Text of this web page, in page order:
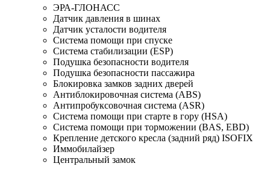
ЭРА-ГЛОНАСС
Датчик давления в шинах
Датчик усталости водителя
Система помощи при спуске
Система стабилизации (ESP)
Подушка безопасности водителя
Подушка безопасности пассажира
Блокировка замков задних дверей
Антиблокировочная система (ABS)
Антипробуксовочная система (ASR)
Система помощи при старте в гору (HSA)
Система помощи при торможении (BAS, EBD)
Крепление детского кресла (задний ряд) ISOFIX
Иммобилайзер
Центральный замок